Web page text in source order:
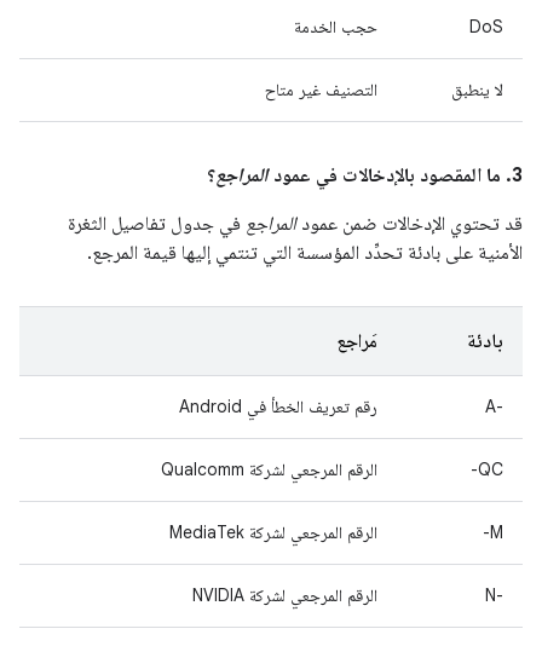
DoS حجب الخدمة
لا ينطبق التصنيف غير متاح
3. ما المقصود بالإدخالات في عمود المراجع؟
قد تحتوي الإدخالات ضمن عمودالمراجع في جدول تفاصيل الثغرة
الأمنية على بادئة تحدِّد المؤسسة التي تنتمي إليها قيمة المرجع.
بادئة مَراجع
A-‎ رقم تعريف الخطأ في Android
QC- الرقم المرجعي لشركة Qualcomm
M- الرقم المرجعي لشركة MediaTek
‫N-‎ الرقم المرجعي لشركة NVIDIA